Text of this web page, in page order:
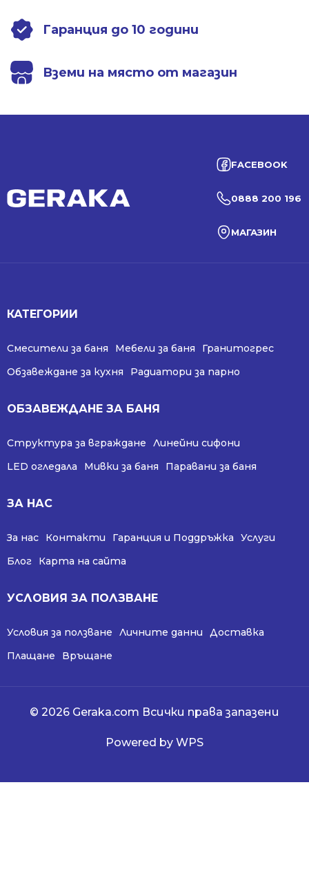
Гаранция до 10 години
Вземи на място от магазин
FACEBOOK
0888 200 196
МАГАЗИН
КАТЕГОРИИ
Смесители за баня Мебели за баня
Гранитогрес
Обзавеждане за кухня
Радиатори за парно
ОБЗАВЕЖДАНЕ ЗА БАНЯ
Структура за вграждане
Линейни сифони
LED огледала
Мивки за баня Паравани за баня
ЗА НАС
За нас Контакти Гаранция и Поддръжка
Услуги
Блог
Карта на сайта
УСЛОВИЯ ЗА ПОЛЗВАНЕ
Условия за ползване Личните данни
Доставка
Плащане
Връщане
© 2026 Geraka.com Всички права запазени
Powered by WPS